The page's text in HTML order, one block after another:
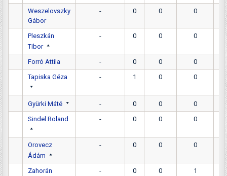
Weszelovszky
Gábor
- 0 0 0
Pleszkán
Tibor
- 0 0 0
Forró Attila - 0 0
0
Tapiska Géza
- 1 0 0
Gyürki Máté - 0 0
0
Sindel Roland
- 0 0 0
Orovecz
Ádám
- 0 0 0
Zahorán
- 0 0 1